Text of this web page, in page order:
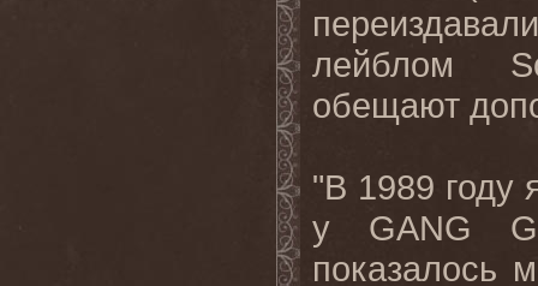
лейблом
обещают
"В 1989 году
у GANG
показалось